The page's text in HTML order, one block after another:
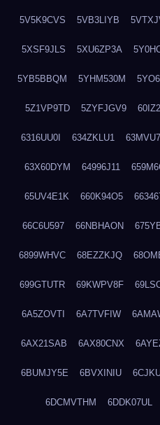
5V5K9CVS 5VB3LIYB
5XSF9JLS 5XU6ZP3A
5YB5BBQM 5YHM530M
5Z1VP9TD 5ZYFJGV9
6316UU0I 634ZKLU1
63X60DYM 64996J11
65UV4E1K 660K94O5
66C6U597 66NBHAON
6899WHVC 68EZZKJQ
699GTUTR 69KWPV8F
6A5ZOVTI 6A7TVFIW
6AX21SAB 6AX80CNX
6BUMJY5E 6BVXINIU
6DCMVTHM 6DDK07UL